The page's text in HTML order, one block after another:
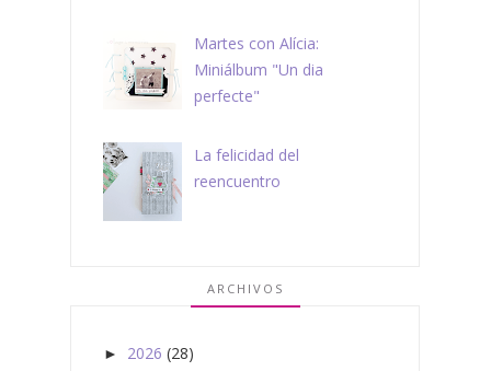
Martes con Alícia:
Miniálbum "Un dia
perfecte"
La felicidad del
reencuentro
ARCHIVOS
► 2026 (28)